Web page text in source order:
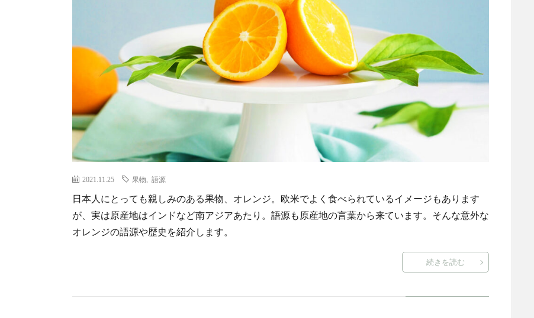
2021.11.25 果物 語源
日本人にとっても親しみのある果物、オレンジ。欧米でよく食べられているイメージもあります
が、実は原産地はインドなど南アジアあたり。語源も原産地の言葉から来ています。そんな意外な
オレンジの語源や歴史を紹介します。
続きを読む